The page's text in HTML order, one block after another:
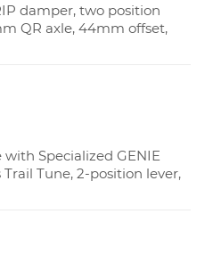
damper, two position
QR axle, 44mm offset,
Specialized GENIE
Tune, 2-position lever,